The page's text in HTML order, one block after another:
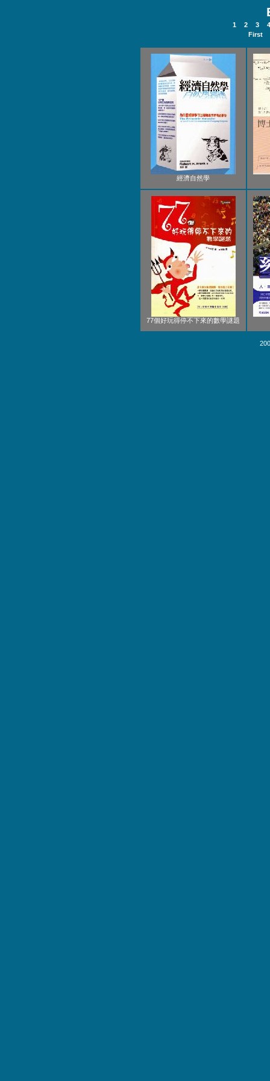
1 2 3
4
First
經濟自然學
77個好玩得停不下來的數學謎題